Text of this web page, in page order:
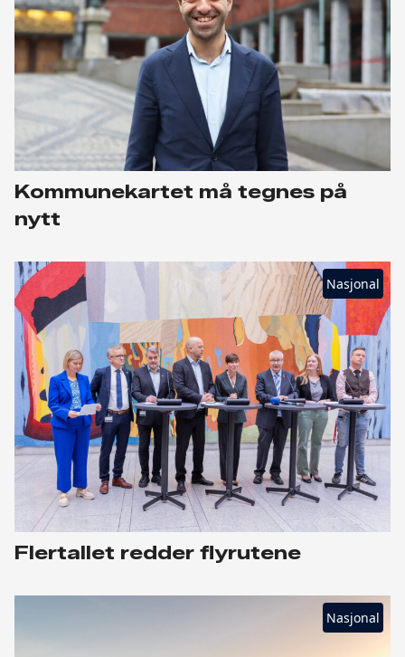
Kommunekartet må tegnes på
nytt
Nasjonal
Flertallet redder flyrutene
Nasjonal